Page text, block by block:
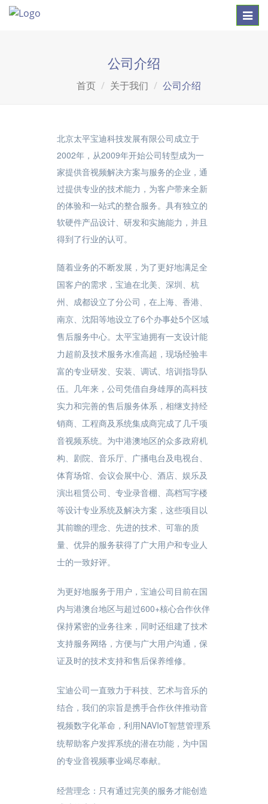
公司介绍
首页 关于我们 公司介绍
北京太平宝迪科技发展有限公司成立于
2002年，从2009年开始公司转型成为一
家提供音视频解决方案与服务的企业，通
过提供专业的技术能力，为客户带来全新
的体验和一站式的整合服务。具有独立的
软硬件产品设计、研发和实施能力，并且
得到了行业的认可。
随着业务的不断发展，为了更好地满足全
国客户的需求，宝迪在北美、深圳、杭
州、成都设立了分公司，在上海、香港、
南京、沈阳等地设立了6个办事处5个区域
售后服务中心。太平宝迪拥有一支设计能
力超前及技术服务水准高超，现场经验丰
富的专业研发、安装、调试、培训指导队
伍。几年来，公司凭借自身雄厚的高科技
实力和完善的售后服务体系，相继支持经
销商、工程商及系统集成商完成了几千项
音视频系统。为中港澳地区的众多政府机
构、剧院、音乐厅、广播电台及电视台、
体育场馆、会议会展中心、酒店、娱乐及
演出租赁公司、专业录音棚、高档写字楼
等设计专业系统及解决方案，这些项目以
其前瞻的理念、先进的技术、可靠的质
量、优异的服务获得了广大用户和专业人
士的一致好评。
为更好地服务于用户，宝迪公司目前在国
内与港澳台地区与超过600+核心合作伙伴
保持紧密的业务往来，同时还组建了技术
支持服务网络，方便与广大用户沟通，保
证及时的技术支持和售后保养维修。
宝迪公司一直致力于科技、艺术与音乐的
结合，我们的宗旨是携手合作伙伴推动音
视频数字化革命 ，利用NAVIoT智慧管理系
统帮助客户发挥系统的潜在功能，为中国
的专业音视频事业竭尽奉献。
经营理念：只有通过完美的服务才能创造